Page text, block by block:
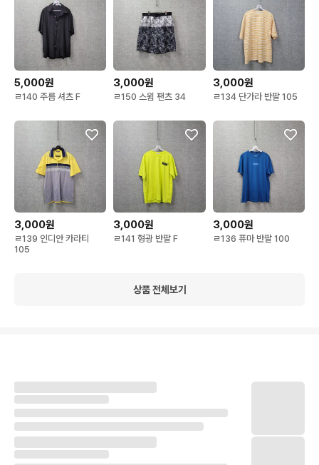
5,000원
ㄹ140 주름 셔츠 F
3,000원
ㄹ150 스윔 팬츠 34
3,000원
ㄹ134 단가라 반팔 105
3,000원
ㄹ139 인디안 카라티
105
3,000원
ㄹ141 형광 반팔 F
3,000원
ㄹ136 퓨마 반팔 100
상품 전체보기